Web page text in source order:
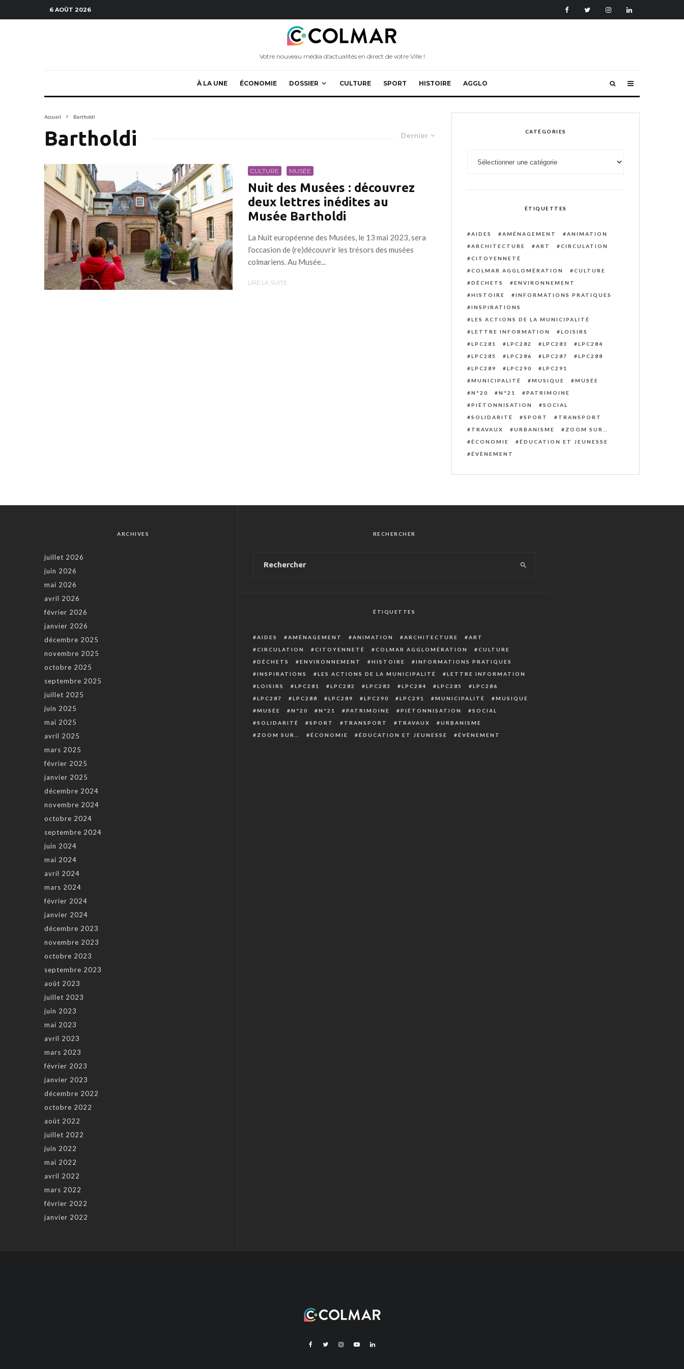
6 AOÛT 2026
Votre nouveau média d’actualités en direct de votre Ville !
À LA UNE ÉCONOMIE DOSSIER CULTURE SPORT HISTOIRE AGGLO
Accueil Bartholdi
Dernier
Bartholdi
CULTURE MUSÉE
Nuit des Musées : découvrez
deux lettres inédites au
Musée Bartholdi
La Nuit européenne des Musées, le 13 mai 2023, sera
l’occasion de (re)découvrir les trésors des musées
colmariens. Au Musée...
LIRE LA SUITE
CATÉGORIES
ÉTIQUETTES
AIDES AMÉNAGEMENT
ANIMATION
ARCHITECTURE
ART
CIRCULATION
CITOYENNETÉ
COLMAR AGGLOMÉRATION
CULTURE
DÉCHETS
ENVIRONNEMENT
HISTOIRE
INFORMATIONS PRATIQUES
INSPIRATIONS
LES ACTIONS DE LA MUNICIPALITÉ
LETTRE INFORMATION
LOISIRS
LPC281
LPC282 LPC283
LPC284
LPC285
LPC286 LPC287
LPC288
LPC289
LPC290
LPC291
MUNICIPALITÉ
MUSIQUE
MUSÉE
N°20
N°21
PATRIMOINE
PIÉTONNISATION
SOCIAL
SOLIDARITÉ
SPORT
TRANSPORT
TRAVAUX
URBANISME
ZOOM SUR…
ÉCONOMIE
ÉDUCATION ET JEUNESSE
ÉVÈNEMENT
ARCHIVES
juillet 2026
juin 2026
mai 2026
avril 2026
février 2026
janvier 2026
décembre 2025
novembre 2025
octobre 2025
septembre 2025
juillet 2025
juin 2025
mai 2025
avril 2025
mars 2025
février 2025
janvier 2025
décembre 2024
novembre 2024
octobre 2024
septembre 2024
juin 2024
mai 2024
avril 2024
mars 2024
février 2024
janvier 2024
décembre 2023
novembre 2023
octobre 2023
septembre 2023
août 2023
juillet 2023
juin 2023
mai 2023
avril 2023
mars 2023
février 2023
janvier 2023
décembre 2022
octobre 2022
août 2022
juillet 2022
juin 2022
mai 2022
avril 2022
mars 2022
février 2022
janvier 2022
RECHERCHER
ÉTIQUETTES
AIDES AMÉNAGEMENT ANIMATION ARCHITECTURE
ART
CIRCULATION
CITOYENNETÉ COLMAR AGGLOMÉRATION
CULTURE
DÉCHETS
ENVIRONNEMENT HISTOIRE
INFORMATIONS PRATIQUES
INSPIRATIONS
LES ACTIONS DE LA MUNICIPALITÉ
LETTRE INFORMATION
LOISIRS
LPC281 LPC282 LPC283 LPC284 LPC285
LPC286
LPC287
LPC288 LPC289 LPC290 LPC291 MUNICIPALITÉ
MUSIQUE
MUSÉE
N°20 N°21 PATRIMOINE PIÉTONNISATION
SOCIAL
SOLIDARITÉ
SPORT TRANSPORT TRAVAUX
URBANISME
ZOOM SUR…
ÉCONOMIE ÉDUCATION ET JEUNESSE ÉVÈNEMENT